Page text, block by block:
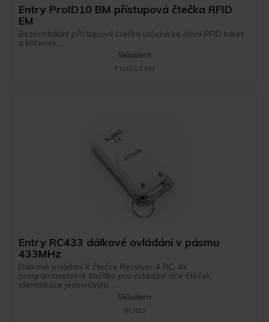
Entry ProID10 BM přístupová čtečka RFID
EM
Bezkontaktní přístupová čtečka určená ke čtení RFID karet
a klíčenek ...
Skladem
ProID10 BM
Entry RC433 dálkové ovládání v pásmu
433MHz
Dálkové ovládání k čtečce Receiver 4 RC, 4x
programovatelné tlačítko pro ovládání více čteček,
identifikace jedinečným ...
Skladem
RC433